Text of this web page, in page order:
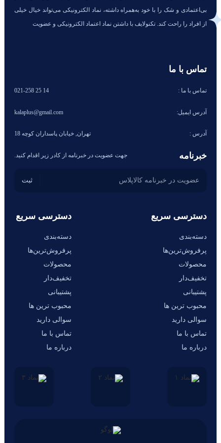
بی‌اعتمادی و شک را با خود به‌همراه داشته، نماد الکترونیکی می‌تواند خیال خیلی
از افراد را راحت کند. تکنولایف با داشتن نماد اعتماد الکترونیکی و عضویت
دسترسی سریع
دسته‌بندی
پرفروش‌ترین‌ها
محصولات
تخفیف‌دار
پشتیبانی
محبوب ترین ها
سوالی دارید
تماس با ما
درباره ما
تماس با ما
تماس با ما : 14 25 021-258
آدرس ایمیل: kalaplus@gmail.com
آدرس : تهران, خیابان پاسداران کوچه 18
خبرنامه جهت عضویت در خبرنامه از کادر زیر اقدام کنید.
دسترسی سریع
دسته‌بندی
پرفروش‌ترین‌ها
محصولات
تخفیف‌دار
پشتیبانی
محبوب ترین ها
سوالی دارید
تماس با ما
درباره ما